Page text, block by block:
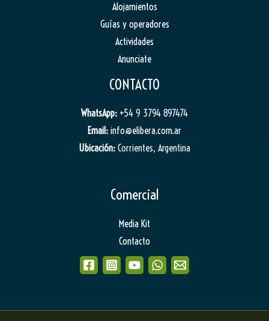
Alojamientos
Guías y operadores
Actividades
Anunciate
CONTACTO
WhatsApp: +54 9 3794 897474
Email: info@elibera.com.ar
Ubicación: Corrientes, Argentina
Comercial
Media Kit
Contacto